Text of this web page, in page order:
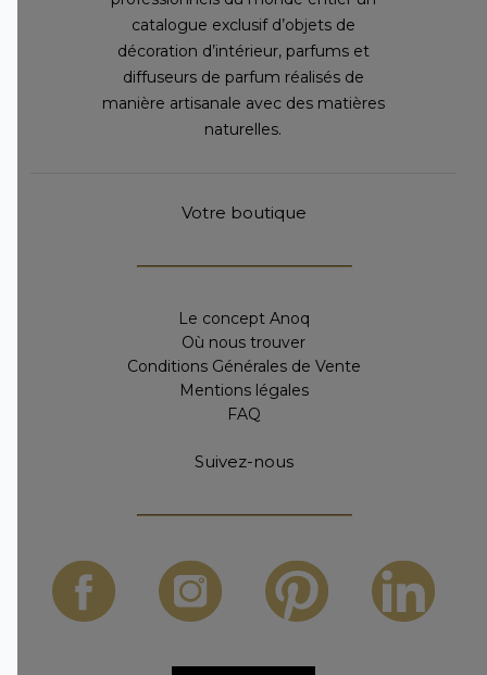
catalogue exclusif d’objets de
décoration d’intérieur, parfums et
diffuseurs de parfum réalisés de
manière artisanale avec des matières
naturelles.
Votre boutique
Le concept Anoq
Où nous trouver
Conditions Générales de Vente
Mentions légales
FAQ
Suivez-nous